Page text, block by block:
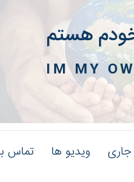
هستم
IM MY
تماس ویدیو ها جاری